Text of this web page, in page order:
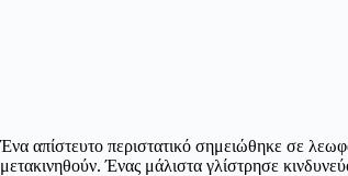
Ένα απίστευτο περιστατικό σημειώθηκε σε
μετακινηθούν. Ένας μάλιστα γλίστρησε